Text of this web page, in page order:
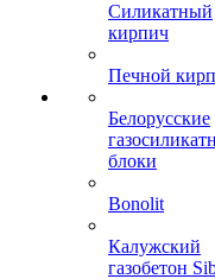
Силикатный
кирпич
Печной
Белорусские
блоки
Bonolit
Калужский
газобетон